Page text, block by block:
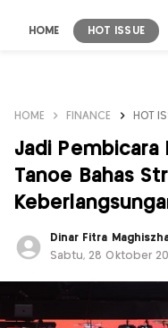
HOME HOT ISSUE
HOME FINANCE HOT
Jadi Pembicara
Tanoe Bahas
Dinar Fitra
Sabtu, 28 Oktober